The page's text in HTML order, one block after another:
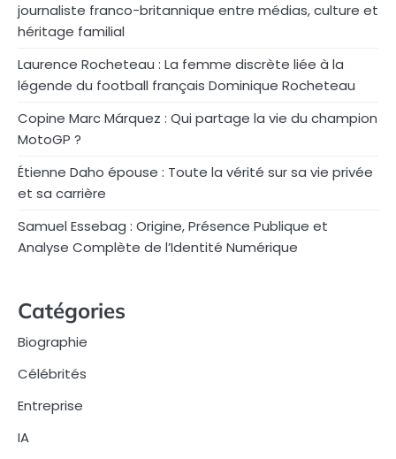
journaliste franco-britannique entre médias, culture et
héritage familial
Laurence Rocheteau : La femme discrète liée à la
légende du football français Dominique Rocheteau
Copine Marc Márquez : Qui partage la vie du champion
MotoGP ?
Étienne Daho épouse : Toute la vérité sur sa vie privée
et sa carrière
Samuel Essebag : Origine, Présence Publique et
Analyse Complète de l’Identité Numérique
Catégories
Biographie
Célébrités
Entreprise
IA